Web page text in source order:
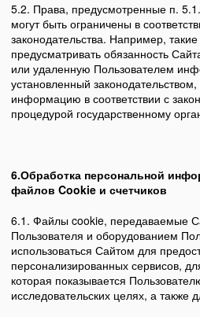
5.2. Права, предусмотренные п.
могут быть ограничены в
законодательства. Например,
предусматривать обязанность
или удаленную Пользователем
установленный
информацию в соответствии с
процедурой государственному
6.Обработка персональной
файлов Cookie и счетчиков
6.1. Файлы cookie, передаваемые
Пользователя и оборудованием
использоваться Сайтом для
персонализированных сервисов,
которая показывается
исследовательских целях, а также